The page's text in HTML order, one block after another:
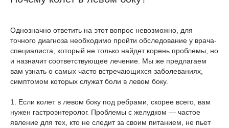
Однозначно ответить на этот вопрос невозможно, для
точного диагноза необходимо пройти обследование у врача-
специалиста, который не только найдет корень проблемы, но
и назначит соответствующее лечение. Мы же предлагаем
вам узнать о самых часто встречающихся заболеваниях,
симптомом которых служат боли в левом боку.
1. Если колет в левом боку под ребрами, скорее всего, вам
нужен гастроэнтеролог. Проблемы c желудком — частое
явление для тех, кто не следит за своим питанием, не пьет